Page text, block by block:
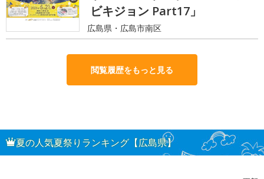
ビキジョン Part17」
広島県・広島市南区
閲覧履歴をもっと見る
夏の人気夏祭りランキング【広島県】